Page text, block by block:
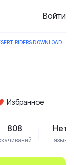
Войти
RIDERS DOWNLOAD
Избранное
808 Нет
язык